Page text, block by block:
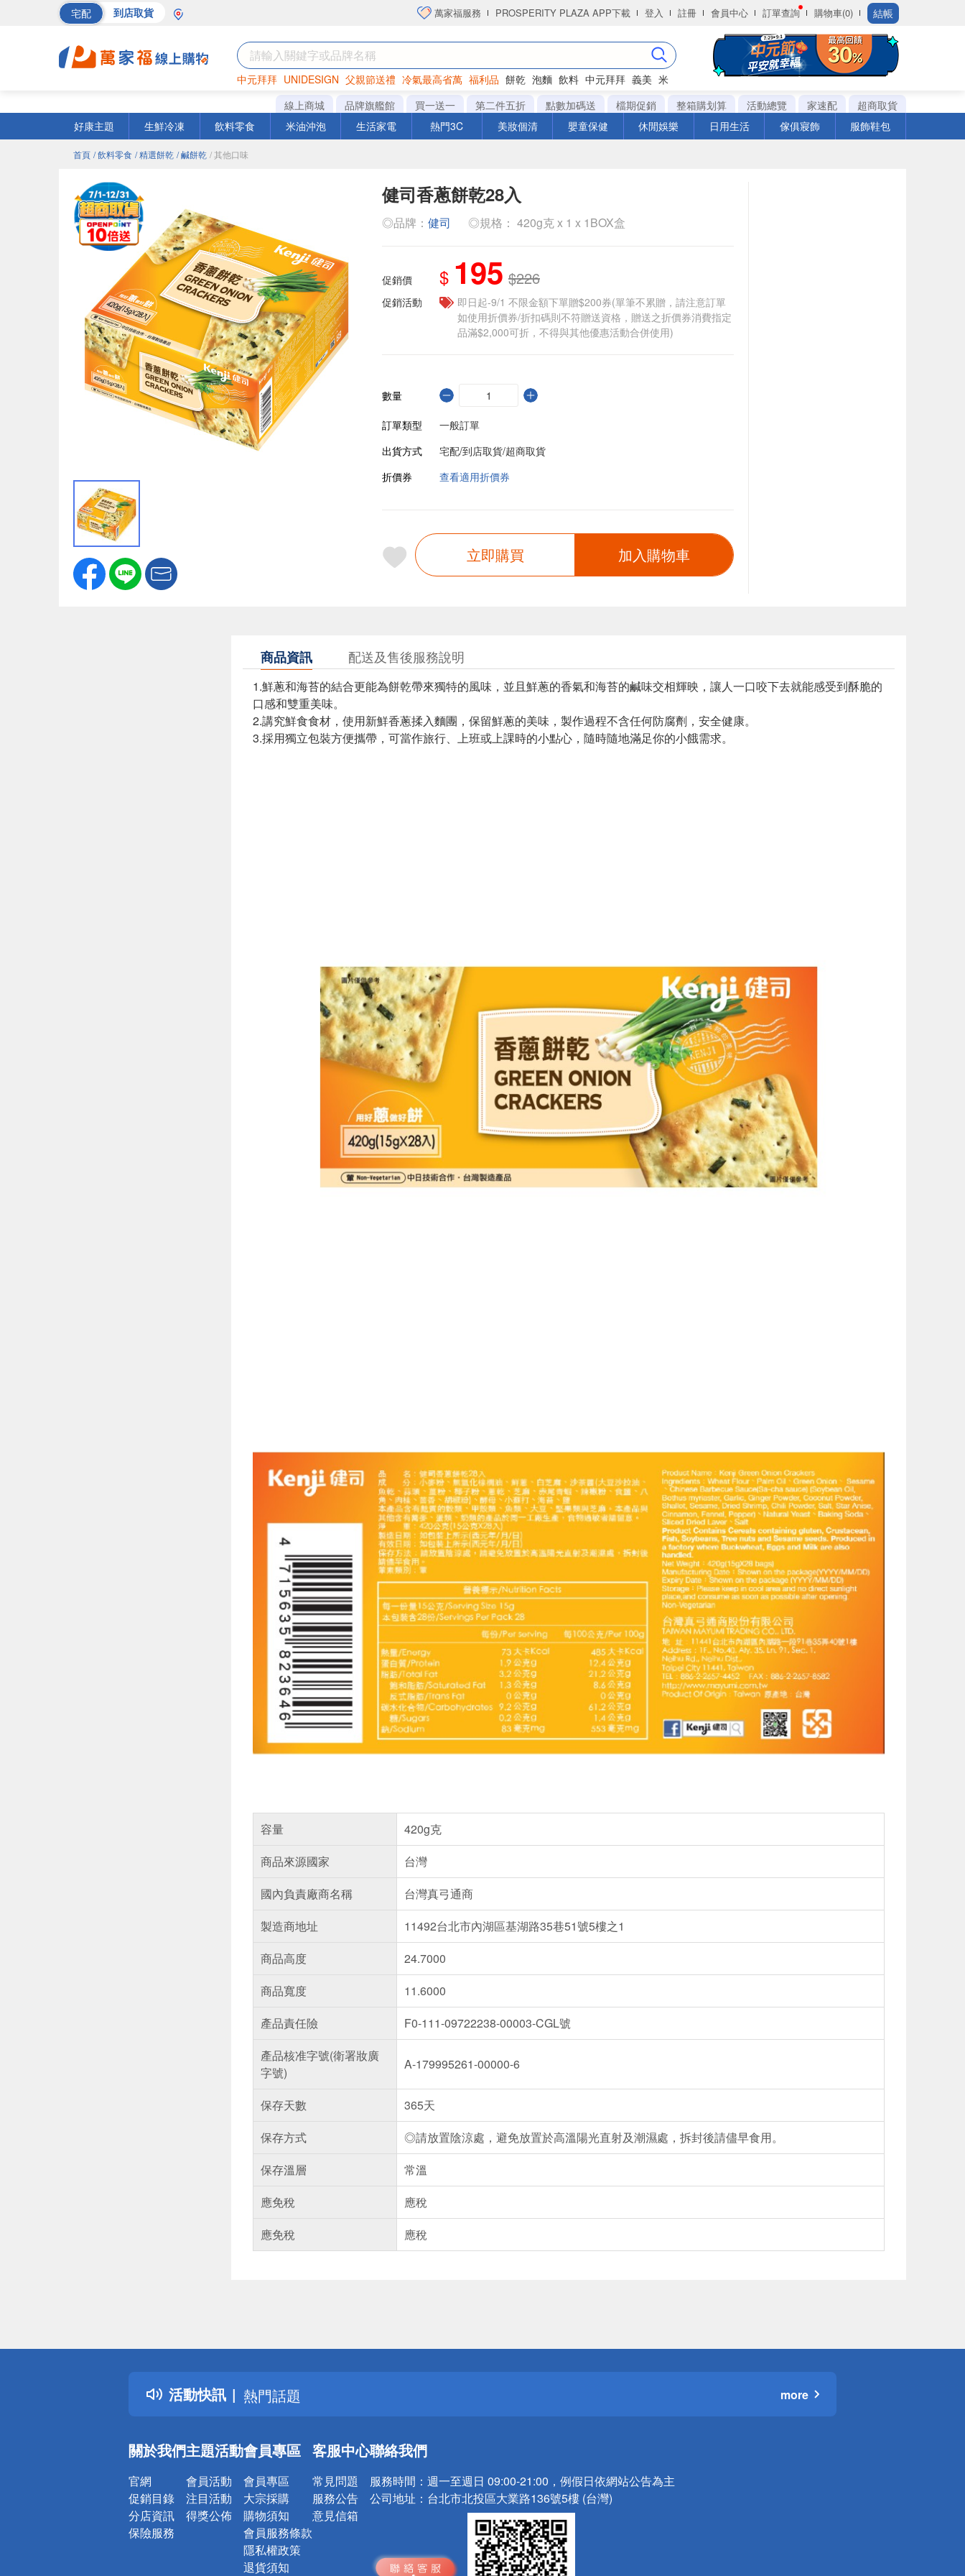
宅配 到店取貨 萬家福服務 PROSPERITY PLAZA APP下載 登入 註冊 會員中心 訂單查詢 購物車(0) 結帳
中元拜拜 UNIDESIGN 父親節送禮 冷氣最高省萬 福利品 餅乾 泡麵 飲料 中元拜拜 義美 米
巧克力 罐頭 衛生紙
線上商城 品牌旗艦館 買一送一 第二件五折 點數加碼送 檔期促銷 整箱購划算 活動總覽 家速配
超商取貨
好康主題
生鮮冷凍 飲料零食 米油沖泡 生活家電 熱門3C 美妝個清 嬰童保健 休閒娛樂 日用生活 傢俱寢飾 服飾鞋包
首頁 / 飲料零食 / 精選餅乾 / 鹹餅乾 / 其他口味
健司香蔥餅乾28入
◎品牌： 健司 ◎規格： 420g克 x 1 x 1BOX盒
促銷價 $ 195 $226
促銷活動
即日起-9/1 不限金額下單贈$200券(單筆不累贈，請注意訂單
如使用折價券/折扣碼則不符贈送資格，贈送之折價券消費指定
品滿$2,000可折，不得與其他優惠活動合併使用)
數量
訂單類型
一般訂單
出貨方式
宅配/到店取貨/超商取貨
折價券
查看適用折價券
立即購買 加入購物車
商品資訊 配送及售後服務說明
1.鮮蔥和海苔的結合更能為餅乾帶來獨特的風味，並且鮮蔥的香氣和海苔的鹹味交相輝映，讓人一口咬下去就能感受到酥脆的
口感和雙重美味。
2.講究鮮食食材，使用新鮮香蔥揉入麵團，保留鮮蔥的美味，製作過程不含任何防腐劑，安全健康。
3.採用獨立包裝方便攜帶，可當作旅行、上班或上課時的小點心，隨時隨地滿足你的小餓需求。
容量
420g克
商品來源國家
台灣
國內負責廠商名稱
台灣真弓通商
製造商地址
11492台北市內湖區基湖路35巷51號5樓之1
商品高度
24.7000
商品寬度
11.6000
產品責任險
F0-111-09722238-00003-CGL號
產品核准字號(衛署妝廣
字號)
A-179995261-00000-6
保存天數
365天
保存方式
◎請放置陰涼處，避免放置於高溫陽光直射及潮濕處，拆封後請儘早食用。
保存溫層
常溫
應免稅
應稅
應免稅
應稅
活動快訊
詐騙網頁！請小心！
得獎公告
熱門話題
銀行優惠
詐騙網頁！請小心！
more
關於我們
官網
促銷目錄
分店資訊
保險服務
主題活動
會員活動
注目活動
得獎公佈
會員專區
會員專區
大宗採購
購物須知
會員服務條款
隱私權政策
退貨須知
客服中心
常見問題
服務公告
意見信箱
聯絡我們
服務時間： 週一至週日 09:00-21:00，例假日依網站公告為主
公司地址： 台北市北投區大業路136號5樓 (台灣)